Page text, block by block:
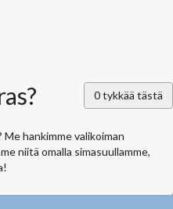
0tykkää tästä
Me hankimme valikoiman
niitä omalla simasuullamme,